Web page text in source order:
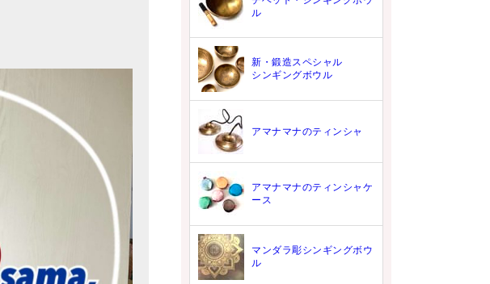
ル
新・鍛造スペシャル
シンギングボウル
アマナマナのティンシャ
アマナマナのティンシャケ
ース
マンダラ彫シンギングボウ
ル